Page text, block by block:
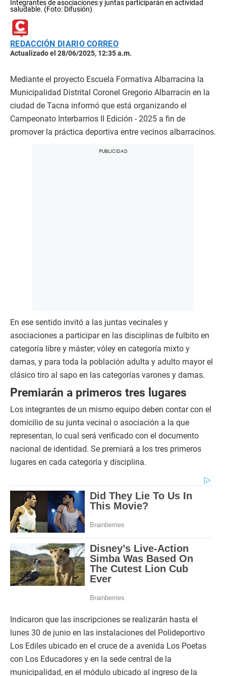
Integrantes de asociaciones y juntas participarán en actividad
saludable. (Foto: Difusión)
REDACCIÓN DIARIO CORREO
Actualizado el 28/06/2025, 12:35 a.m.
Mediante el proyecto Escuela Formativa Albarracina la
Municipalidad Distrital Coronel Gregorio Albarracín en la
ciudad de Tacna informó que está organizando el
Campeonato Interbarrios II Edición - 2025 a fin de
promover la práctica deportiva entre vecinos albarracinos.
En ese sentido invitó a las juntas vecinales y
asociaciones a participar en las disciplinas de fulbito en
categoría libre y máster; vóley en categoría mixto y
damas, y para toda la población adulta y adulto mayor el
clásico tiro al sapo en las categorías varones y damas.
Premiarán a primeros tres lugares
Los integrantes de un mismo equipo deben contar con el
domicilio de su junta vecinal o asociación a la que
representan, lo cual será verificado con el documento
nacional de identidad. Se premiará a los tres primeros
lugares en cada categoría y disciplina.
Indicaron que las inscripciones se realizarán hasta el
lunes 30 de junio en las instalaciones del Polideportivo
Los Ediles ubicado en el cruce de a avenida Los Poetas
con Los Educadores y en la sede central de la
municipalidad, en el módulo ubicado al ingreso de la